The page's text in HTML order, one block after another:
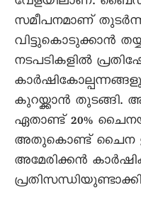
സമീപനമാണ്
വിട്ടുകൊടുക്കാൻ
നടപടികളിൽ
കുറയ്ക്കാൻ തുടങ്ങി.
ഏതാണ്ട് 20%
അതുകൊണ്ട് ചൈന
അമേരിക്കൻ